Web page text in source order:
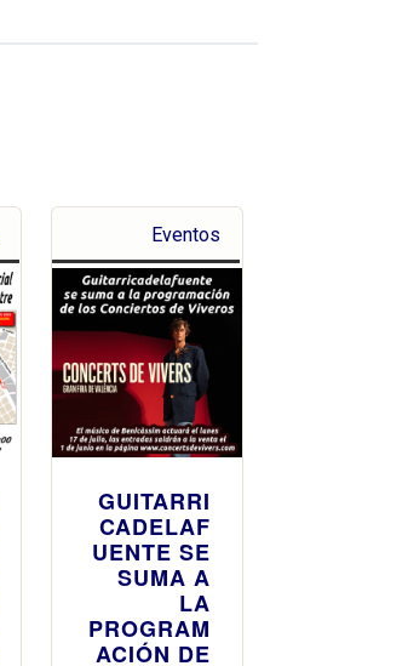
Eventos
GUITARRI
CADELAF
UENTE SE
SUMA A
LA
PROGRAM
ACIÓN DE